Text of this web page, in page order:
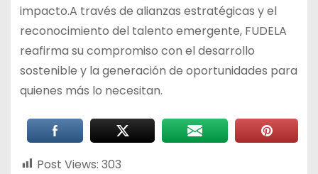
impacto.A través de alianzas estratégicas y el
reconocimiento del talento emergente, FUDELA
reafirma su compromiso con el desarrollo
sostenible y la generación de oportunidades para
quienes más lo necesitan.
Post Views: 303